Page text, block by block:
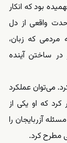
بود که انکار
واقعی از دل
مردمی که زبان،
در ساختن آینده
می‌توان عملکرد
کرد که او یکی از
آزربایجان را
مطرح کرد.